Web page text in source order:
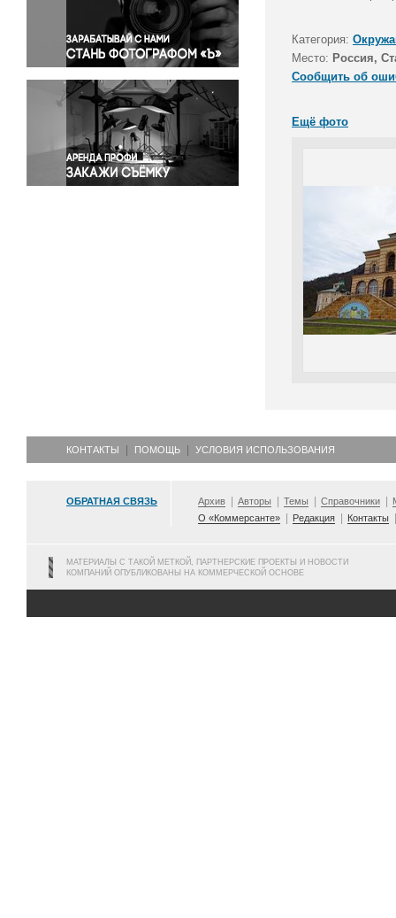
Правосудие
Происшествия и конфликты
Религия
Светская жизнь
Спорт
Экология
Экономика и бизнес
Категория:
Место: Россия,
Сообщить об
Ещё фото
КОНТАКТЫ ПОМОЩЬ УСЛОВИЯ ИСПОЛЬЗОВАНИЯ
ОБРАТНАЯ СВЯЗЬ Архив Авторы Темы Справочники
О «Коммерсанте»
Редакция Контакты
МАТЕРИАЛЫ С ТАКОЙ МЕТКОЙ, ПАРТНЕРСКИЕ ПРОЕКТЫ И НОВОСТИ
КОМПАНИЙ ОПУБЛИКОВАНЫ НА КОММЕРЧЕСКОЙ ОСНОВЕ